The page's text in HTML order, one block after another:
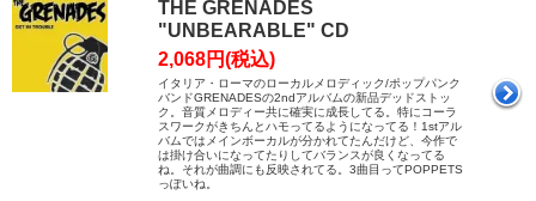
THE GRENADES
"UNBEARABLE" CD
2,068円(税込)
イタリア・ローマのローカルメロディック/ポップパンク
バンドGRENADESの2ndアルバムの新品デッドストッ
ク。音質メロディー共に確実に成長してる。特にコーラ
スワークがきちんとハモってるようになってる！1stアル
バムではメインボーカルが分かれてたんだけど、今作で
は掛け合いになってたりしてバランスが良くなってる
ね。それが曲調にも反映されてる。3曲目ってPOPPETS
っぽいね。